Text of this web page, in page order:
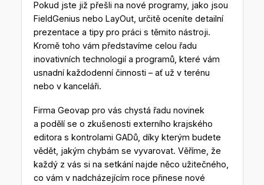
Pokud jste již přešli na nové programy, jako jsou
FieldGenius nebo LayOut, určitě oceníte detailní
prezentace a tipy pro práci s těmito nástroji.
Kromě toho vám představíme celou řadu
inovativních technologií a programů, které vám
usnadní každodenní činnosti – ať už v terénu
nebo v kanceláři.
Firma Geovap pro vás chystá řadu novinek
a podělí se o zkušenosti externího krajského
editora s kontrolami GADů, díky kterým budete
vědět, jakým chybám se vyvarovat. Věříme, že
každý z vás si na setkání najde něco užitečného,
co vám v nadcházejícím roce přinese nové